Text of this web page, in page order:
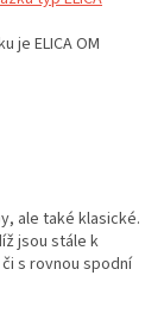
je ELICA OM
ale také klasické.
jsou stále k
s rovnou spodní